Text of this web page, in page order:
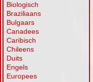
Biologisch
Braziliaans
Bulgaars
Canadees
Caribisch
Chileens
Duits
Engels
Europees